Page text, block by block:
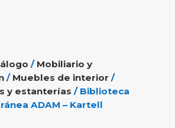
/ Mobiliario y
/ Muebles de interior /
y estanterías / Biblioteca
ADAM – Kartell